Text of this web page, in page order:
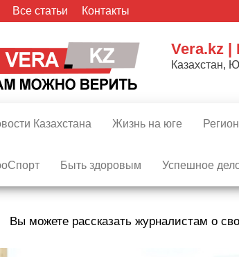
Все статьи Контакты
Vera.kz
Казахстан,
Казахстана Жизнь на юге
Быть здоровым Успешное
Вы можете рассказать журналистам о